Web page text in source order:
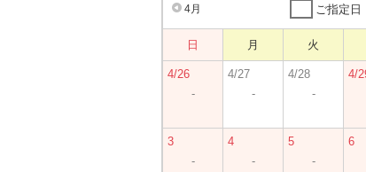
4月 ご指定日
日 月 火
4/26
-
4/27
-
4/28
-
4/
3
-
4
-
5
-
6